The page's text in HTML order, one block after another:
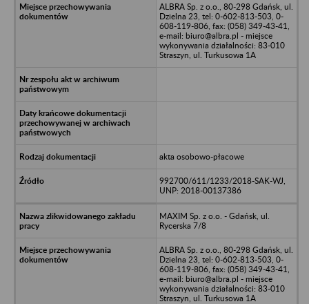
ALBRA Sp. z o.o., 80-298 Gdańsk, ul.
Dzielna 23, tel: 0-602-813-503, 0-
608-119-806, fax: (058) 349-43-41,
e-mail: biuro@albra.pl - miejsce
wykonywania działalności: 83-010
Straszyn, ul. Turkusowa 1A
akta osobowo-płacowe
992700/611/1233/2018-SAK-WJ,
UNP: 2018-00137386
MAXIM Sp. z o.o. - Gdańsk, ul.
Rycerska 7/8
ALBRA Sp. z o.o., 80-298 Gdańsk, ul.
Dzielna 23, tel: 0-602-813-503, 0-
608-119-806, fax: (058) 349-43-41,
e-mail: biuro@albra.pl - miejsce
wykonywania działalności: 83-010
Straszyn, ul. Turkusowa 1A